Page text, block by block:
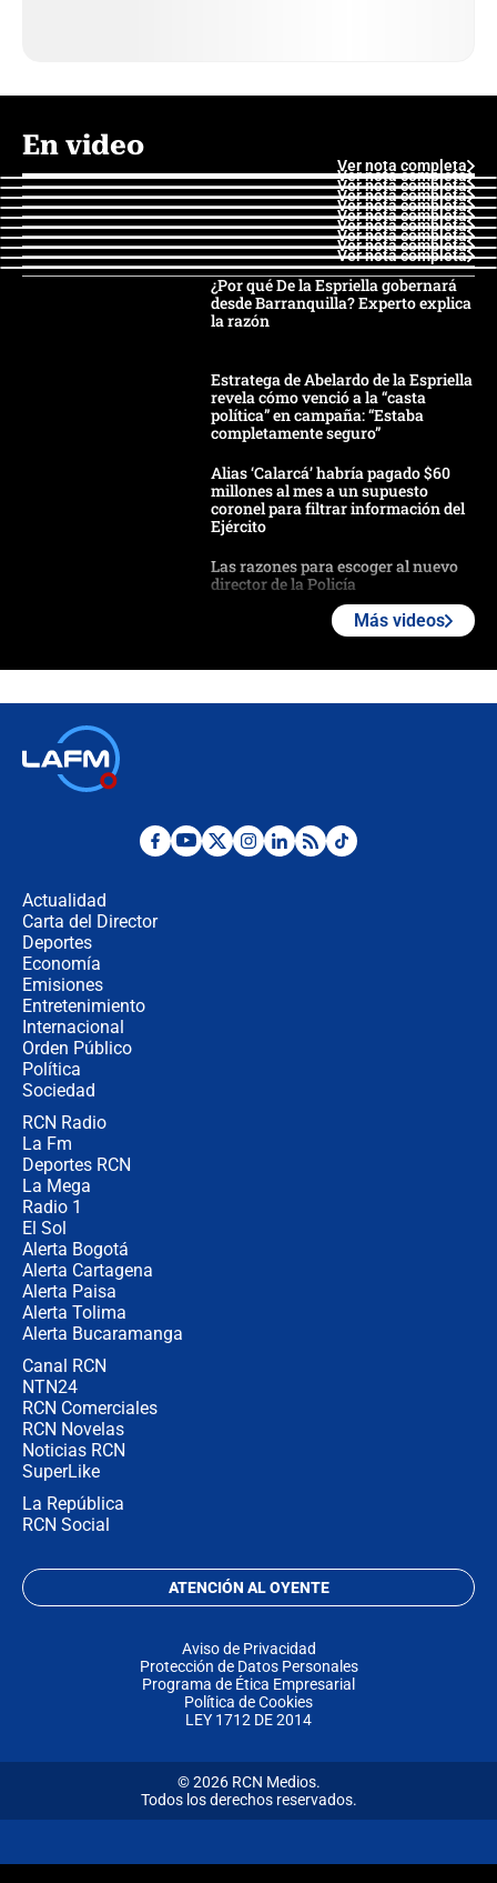
En video
Ver nota completa
Ver nota completa
Ver nota completa
Ver nota completa
Ver nota completa
Ver nota completa
Ver nota completa
Ver nota completa
Ver nota completa
Ver nota completa
¿Por qué De la Espriella gobernará
desde Barranquilla? Experto explica
la razón
Estratega de Abelardo de la Espriella
revela cómo venció a la “casta
política” en campaña: “Estaba
completamente seguro”
Alias ‘Calarcá’ habría pagado $60
millones al mes a un supuesto
coronel para filtrar información del
Ejército
Las razones para escoger al nuevo
director de la Policía
"No hubo fraude ni posibilidad de
Más videos
Actualidad
Carta del Director
Deportes
Economía
Emisiones
Entretenimiento
Internacional
Orden Público
Política
Sociedad
RCN Radio
La Fm
Deportes RCN
La Mega
Radio 1
El Sol
Alerta Bogotá
Alerta Cartagena
Alerta Paisa
Alerta Tolima
Alerta Bucaramanga
Canal RCN
NTN24
RCN Comerciales
RCN Novelas
Noticias RCN
SuperLike
La República
RCN Social
ATENCIÓN AL OYENTE
Aviso de Privacidad
Protección de Datos Personales
Programa de Ética Empresarial
Política de Cookies
LEY 1712 DE 2014
© 2026 RCN Medios.
Todos los derechos reservados.